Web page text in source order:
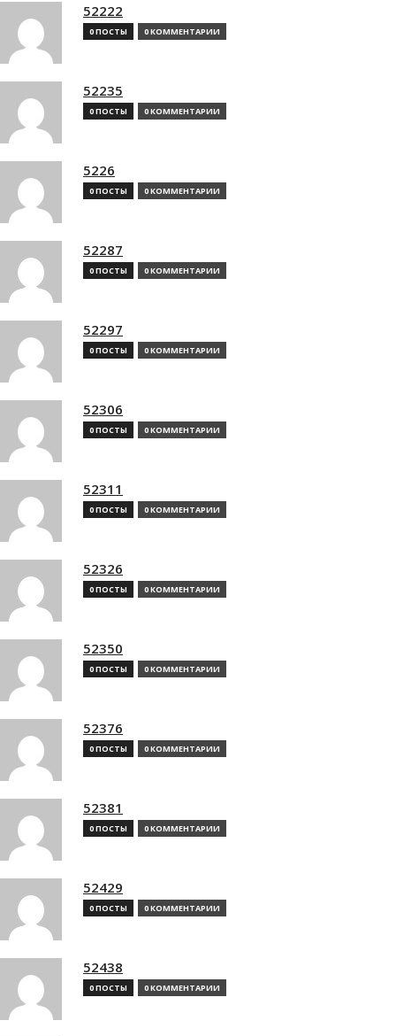
52222
0 ПОСТЫ 0 КОММЕНТАРИИ
52235
0 ПОСТЫ 0 КОММЕНТАРИИ
5226
0 ПОСТЫ 0 КОММЕНТАРИИ
52287
0 ПОСТЫ 0 КОММЕНТАРИИ
52297
0 ПОСТЫ 0 КОММЕНТАРИИ
52306
0 ПОСТЫ 0 КОММЕНТАРИИ
52311
0 ПОСТЫ 0 КОММЕНТАРИИ
52326
0 ПОСТЫ 0 КОММЕНТАРИИ
52350
0 ПОСТЫ 0 КОММЕНТАРИИ
52376
0 ПОСТЫ 0 КОММЕНТАРИИ
52381
0 ПОСТЫ 0 КОММЕНТАРИИ
52429
0 ПОСТЫ 0 КОММЕНТАРИИ
52438
0 ПОСТЫ 0 КОММЕНТАРИИ